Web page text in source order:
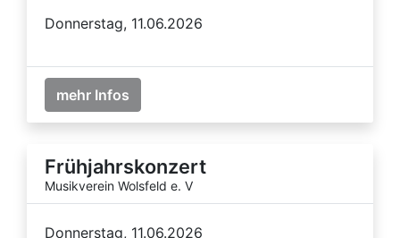
Donnerstag, 11.06.2026
mehr Infos
Frühjahrskonzert
Musikverein Wolsfeld e. V
Donnerstag, 11.06.2026